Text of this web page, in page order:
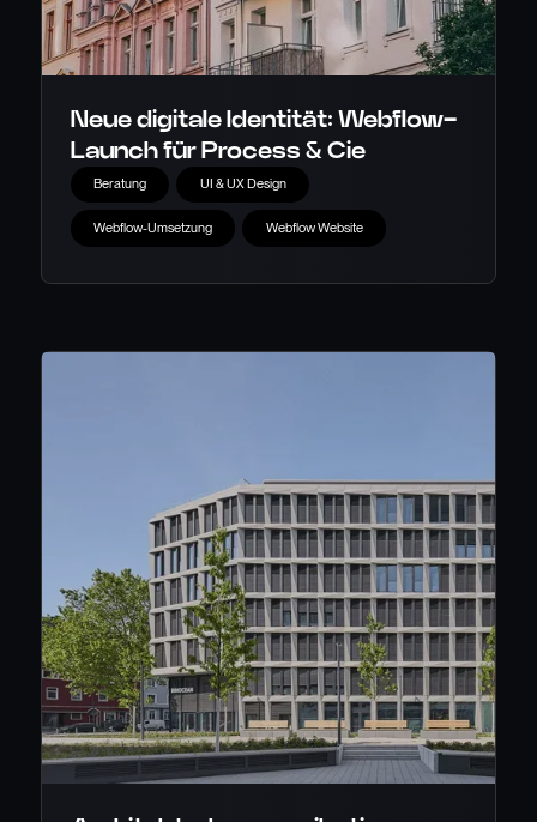
Neue digitale Identität: Webflow-
Launch für Process & Cie
Beratung UI & UX Design
Webflow-Umsetzung Webflow Website